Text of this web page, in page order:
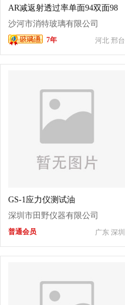
AR减返射透过率单面94双面98
可用于博物馆展会相框展示可做
夹胶
沙河市消特玻璃有限公司
河北 邢台
7年
GS-1应力仪测试油
深圳市田野仪器有限公司
广东 深圳
普通会员